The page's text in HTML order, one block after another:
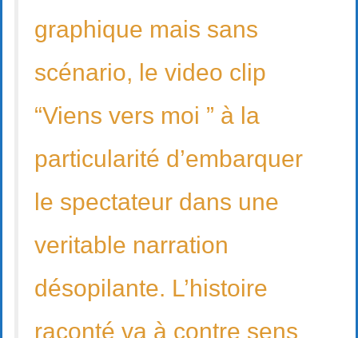
graphique mais sans
scénario, le video clip
“Viens vers moi ” à la
particularité d’embarquer
le spectateur dans une
veritable narration
désopilante. L’histoire
raconté va à contre sens